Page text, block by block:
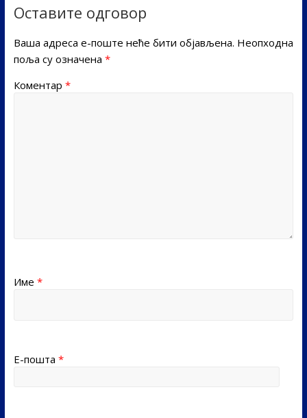
Оставите одговор
Ваша адреса е-поште неће бити објављена. Неопходна
поља су означена *
Коментар *
Име *
Е-пошта *